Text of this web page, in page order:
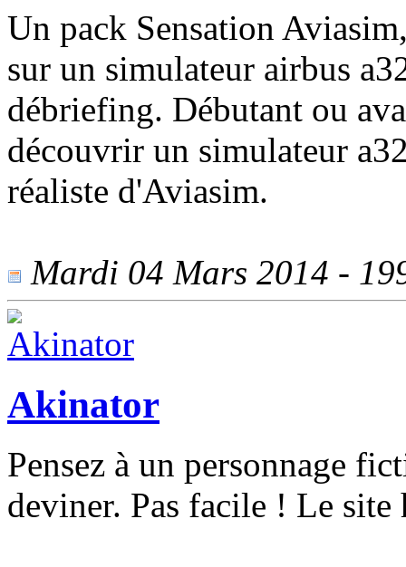
Un pack Sensation
sur un simulateur airbus
débriefing. Débutant ou
découvrir un simulateur
réaliste d'Aviasim.
Mardi 04 Mars 2014 -
Akinator
Pensez à un personnage
deviner. Pas facile ! Le